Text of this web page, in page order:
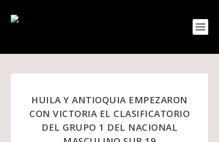
HUILA Y ANTIOQUIA EMPEZARON
CON VICTORIA EL CLASIFICATORIO
DEL GRUPO 1 DEL NACIONAL